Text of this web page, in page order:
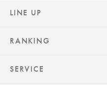
LINE UP
RANKING
SERVICE